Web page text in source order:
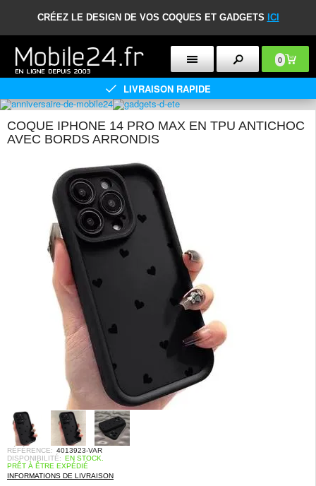
CRÉEZ LE DESIGN DE VOS COQUES ET GADGETS ICI
0
LIVRAISON RAPIDE
COQUE IPHONE 14 PRO MAX EN TPU ANTICHOC
AVEC BORDS ARRONDIS
RÉFÉRENCE: 4013923-VAR
DISPONIBILITÉ: EN STOCK.
PRÊT À ÊTRE EXPÉDIÉ
INFORMATIONS DE LIVRAISON